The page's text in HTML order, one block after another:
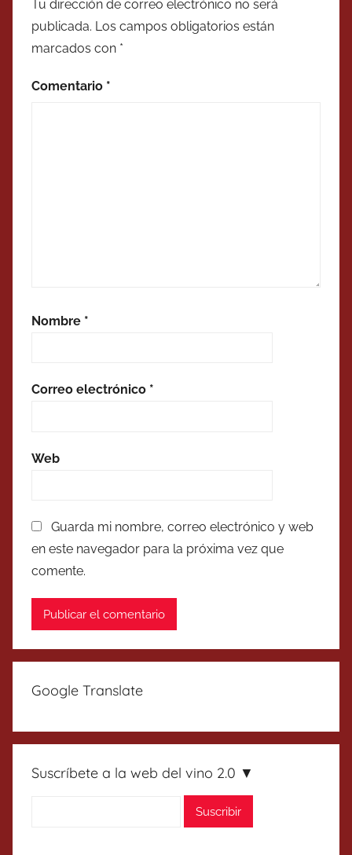
Tu dirección de correo electrónico no será
publicada. Los campos obligatorios están
marcados con *
Comentario *
Nombre *
Correo electrónico *
Web
Guarda mi nombre, correo electrónico y web
en este navegador para la próxima vez que
comente.
Google Translate
Suscríbete a la web del vino 2.0 ▼